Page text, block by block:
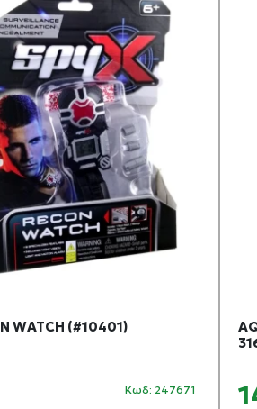
WATCH (#10401)
Κωδ: 247671